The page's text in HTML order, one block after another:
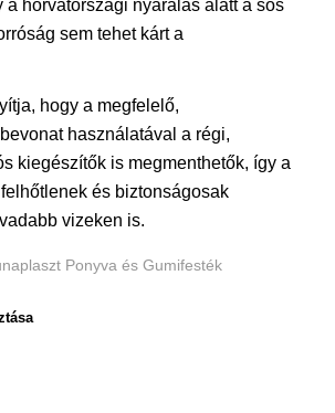
a horvátországi nyaralás alatt a sós
sem tehet kárt a
hogy a megfelelő,
használatával a régi,
kiegészítők is megmenthetők, így a
és biztonságosak
vizeken is.
Ponyva és Gumifesték